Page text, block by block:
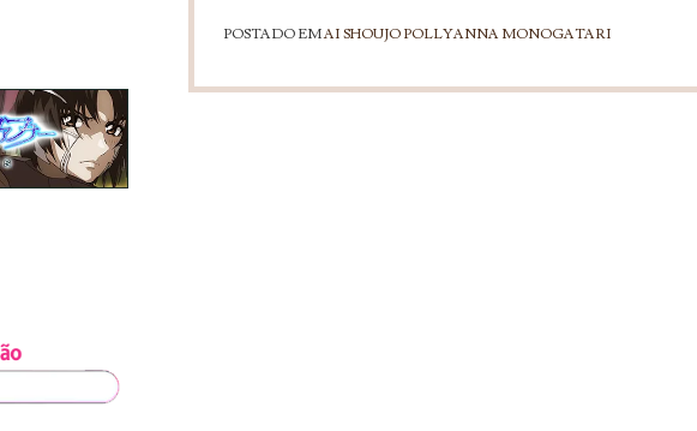
POSTADO EMAI SHOUJO POLLYANNA MONOGATARI